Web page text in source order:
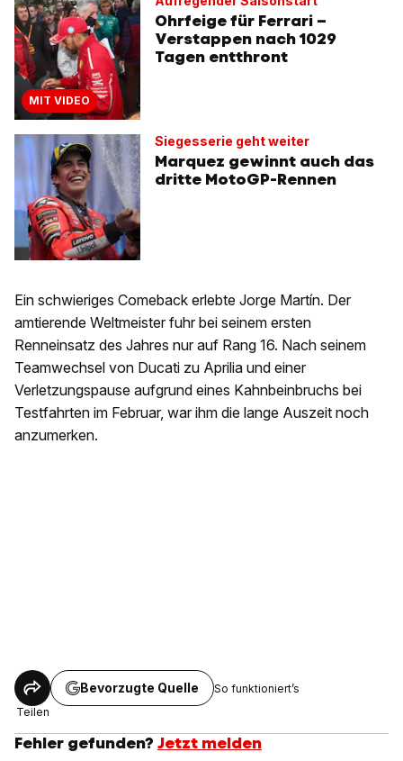
MIT VIDEO
Ohrfeige für Ferrari –
Verstappen nach 1029
Tagen entthront
Siegesserie geht weiter
Marquez gewinnt auch das
dritte MotoGP-Rennen
Ein schwieriges Comeback erlebte Jorge Martín. Der
amtierende Weltmeister fuhr bei seinem ersten
Renneinsatz des Jahres nur auf Rang 16. Nach seinem
Teamwechsel von Ducati zu Aprilia und einer
Verletzungspause aufgrund eines Kahnbeinbruchs bei
Testfahrten im Februar, war ihm die lange Auszeit noch
anzumerken.
Teilen
Bevorzugte Quelle So funktioniert’s
Fehler gefunden? Jetzt melden